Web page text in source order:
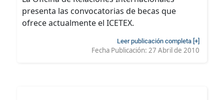
presenta las convocatorias de becas que
ofrece actualmente el ICETEX.
Leer publicación completa [+]
Fecha Publicación: 27 Abril de 2010